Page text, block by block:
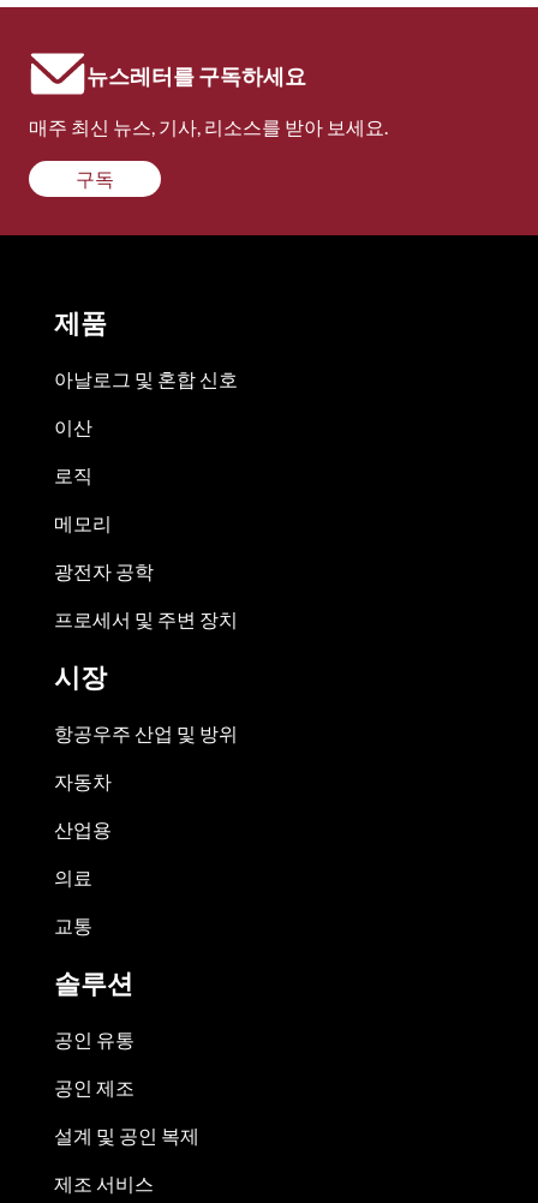
뉴스레터를 구독하세요
매주 최신 뉴스, 기사, 리소스를 받아 보세요.
구독
제품
아날로그 및 혼합 신호
이산
로직
메모리
광전자 공학
프로세서 및 주변 장치
시장
항공우주 산업 및 방위
자동차
산업용
의료
교통
솔루션
공인 유통
공인 제조
설계 및 공인 복제
제조 서비스